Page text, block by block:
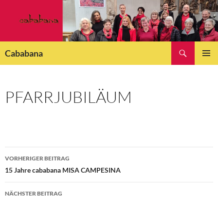
Cababana
PFARRJUBILÄUM
Beitragsnavigation
VORHERIGER BEITRAG
15 Jahre cababana MISA CAMPESINA
NÄCHSTER BEITRAG